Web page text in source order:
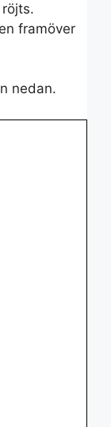
framöver
nedan.